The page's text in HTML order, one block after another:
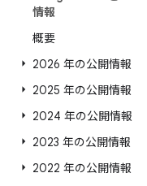
情報
概要
2026 年の公開情報
2025 年の公開情報
2024 年の公開情報
2023 年の公開情報
2022 年の公開情報